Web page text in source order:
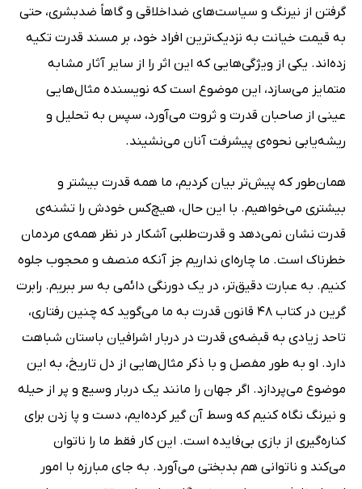
گرفتن از نیرنگ و سیاست‌های ضداخلاقی و گاهاً ضدبشری، حتی
به قیمت خیانت به نزدیک‌ترین افراد خود، بر مسند قدرت تکیه
زده‌اند. یکی از ویژگی‌هایی که این اثر را از سایر آثار مشابه
متمایز می‌سازد، این موضوع است که نویسنده مثال‌هایی
عینی از صاحبان قدرت و ثروت می‌آورد، سپس به تحلیل و
ریشه‌یابی نحوه‌ی پیشرفت آنان می‌نشیند.
همان‌طور که پیش‌تر بیان کردیم، ما همه قدرت بیشتر و
بیشتری می‌خواهیم. با این حال، هیچ‌کس خودش را تشنه‌ی
قدرت نشان نمی‌دهد و قدرت‌طلبی آشکار در نظر همه‌ی مردمان
خطرناک است. ما چاره‌ای نداریم جز آنکه منصف و محجوب جلوه
کنیم. به عبارت دقیق‌تر، در یک دورنگی دائمی به سر ببریم. رابرت
گرین در کتاب 48 قانون قدرت به ما می‌گوید که چنین رفتاری،
تاحد زیادی به قبضه‌ی قدرت در دربار اشرافیان باستان شباهت
دارد. او به طور مفصل و با ذکر مثال‌هایی از دل تاریخ، به این
موضوع می‌پردازد. اگر جهان را مانند یک دربار وسیع و پر از حیله
و نیرنگ نگاه کنیم که وسط آن گیر کرده‌ایم، دست‌ و پا زدن برای
کناره‌گیری از بازی بی‌فایده است. این کار فقط ما را ناتوان
می‌کند و ناتوانی هم بدبختی می‌آورد. به جای مبارزه با امور